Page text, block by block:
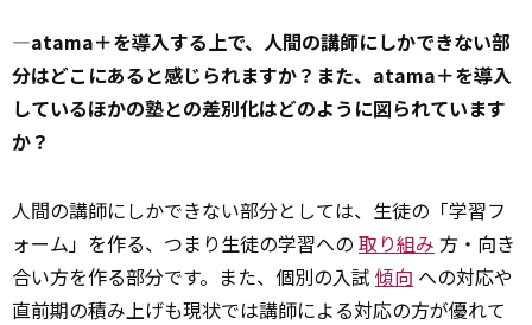
―atama＋を導入する上で、人間の講師にしかできない部
分はどこにあると感じられますか？また、atama＋を導入
しているほかの塾との差別化はどのように図られています
か？
人間の講師にしかできない部分としては、生徒の「学習フ
ォーム」を作る、つまり生徒の学習への 取り組み 方・向き
合い方を作る部分です。また、個別の入試 傾向 への対応や
直前期の積み上げも現状では講師による対応の方が優れて